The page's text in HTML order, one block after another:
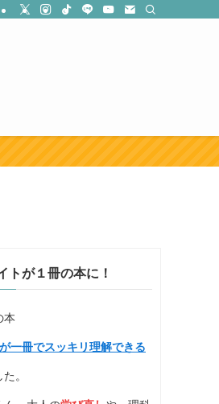
トが１冊の本に！
本
一冊でスッキリ理解できる
。